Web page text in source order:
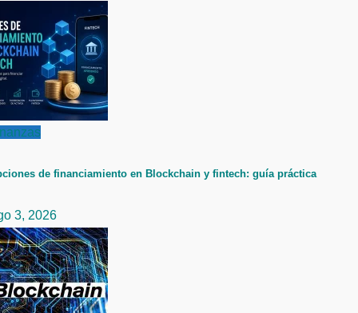
de financiamiento en Blockchain y fintech: guía práctica
3, 2026